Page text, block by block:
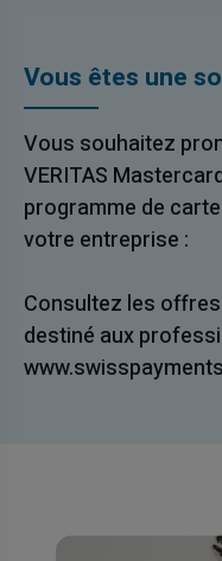
Vous êtes une
Vous souhaitez
VERITAS
programme de
votre entreprise :
Consultez les
destiné aux